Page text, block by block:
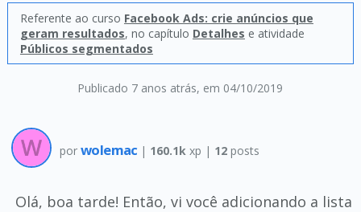
Publicado 7 anos atrás, em 04/10/2019
Referente ao curso Facebook Ads: crie anúncios que
geram resultados, no capítulo Detalhes e atividade
Públicos segmentados
por wolemac | 160.1k xp | 12 posts
Olá, boa tarde! Então, vi você adicionando a lista